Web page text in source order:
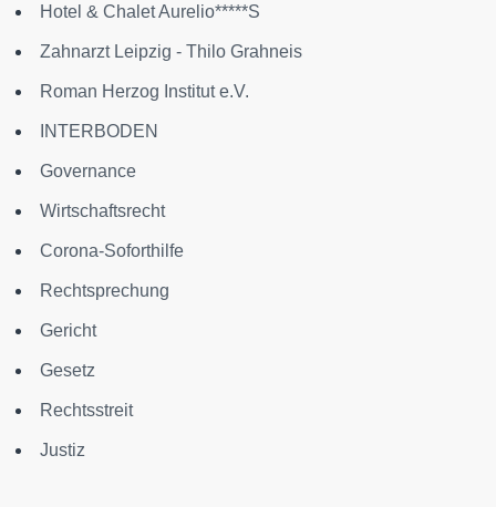
Hotel & Chalet Aurelio*****S
Zahnarzt Leipzig - Thilo Grahneis
Roman Herzog Institut e.V.
INTERBODEN
Governance
Wirtschaftsrecht
Corona-Soforthilfe
Rechtsprechung
Gericht
Gesetz
Rechtsstreit
Justiz